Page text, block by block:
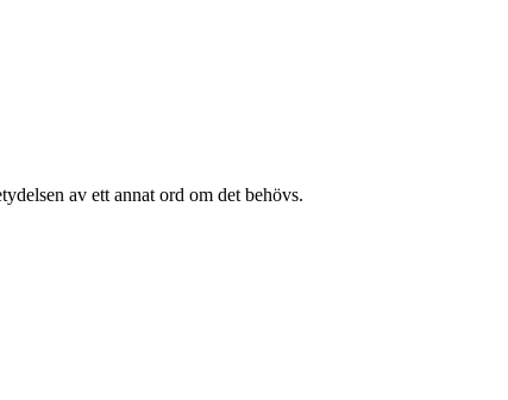
av ett annat ord om det behövs.